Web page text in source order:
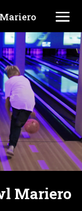
Mariero
Mariero